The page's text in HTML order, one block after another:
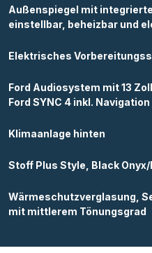
Außenspiegel mit
einstellbar, beheizbar und
Elektrisches
Ford Audiosystem mit 13
Ford SYNC 4 inkl. Navigation
Klimaanlage hinten
Stoff Plus Style, Black Onyx/
Wärmeschutzverglasung,
mit mittlerem Tönungsgrad